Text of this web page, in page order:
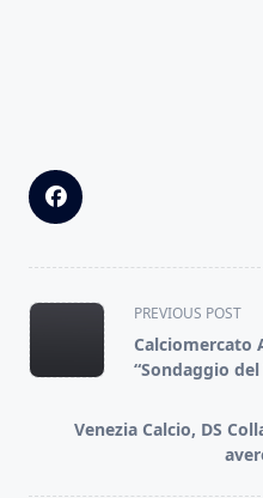
<span
class="nav-
subtitle
reader-
PREVIOUS POST
Calciomercato
“Sondaggio
Venezia Calcio, DS